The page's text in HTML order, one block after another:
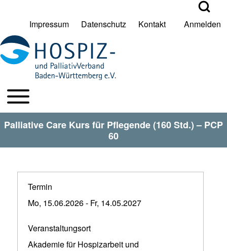
Suche Schließen
Suche
User account menu
Impressum Datenschutz Kontakt Anmelden
HPV BW Hauptmenu
Toggle main menu
Palliative Care Kurs für Pflegende (160 Std.) – PCP
60
Termin
Mo, 15.06.2026- Fr, 14.05.2027
Veranstaltungsort
Akademie für Hospizarbeit und